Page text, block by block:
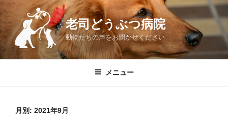
ン
テ
老司どうぶつ病院
動物たちの声をお聞かせください
メニュー
月別: 2021年9月